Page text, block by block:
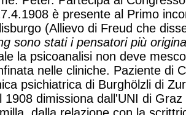
è presente al Primo
(Allievo di Freud che
sono stati i pensatori più
la psicoanalisi non deve
nelle cliniche. Paziente di
psichiatrica di Burghölzli di
1908 dimissiona dall'UNI di